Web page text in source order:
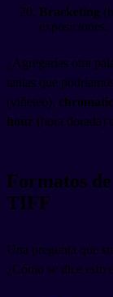
Bracketing
exposiciones.
¿Agregarías otra
tantas que
(viñeteo),
hour (hora dorada)
Formatos
TIFF
Una pregunta que
¿Cómo se dice esto